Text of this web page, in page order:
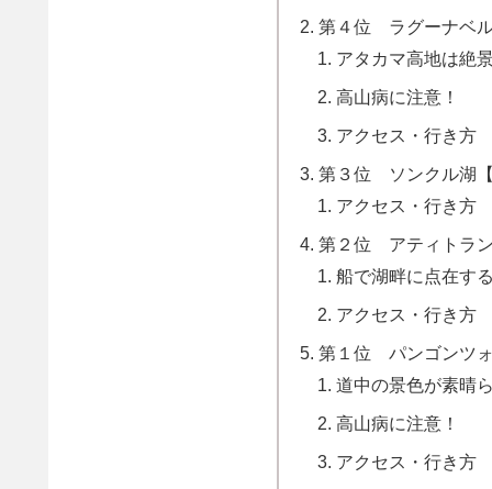
第４位 ラグーナベ
アタカマ高地は絶
高山病に注意！
アクセス・行き方
第３位 ソンクル湖
アクセス・行き方
第２位 アティトラ
船で湖畔に点在す
アクセス・行き方
第１位 パンゴンツ
道中の景色が素晴
高山病に注意！
アクセス・行き方